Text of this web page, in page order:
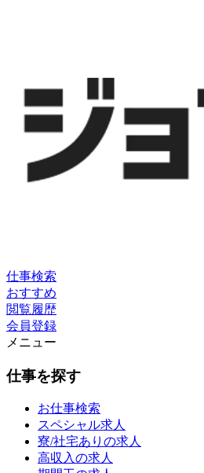
仕事検索
おすすめ
閲覧履歴
会員登録
メニュー
仕事を探す
お仕事検索
スペシャル求人
寮/社宅ありの求人
高収入の求人